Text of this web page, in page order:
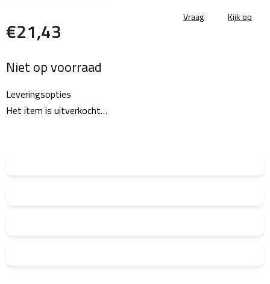
€21,43
prijs:
Niet op voorraad
Leveringsopties
Het item is uitverkocht…
Vraag Kijk op